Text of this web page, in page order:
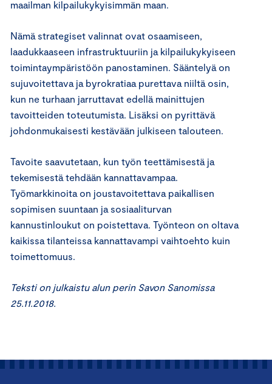
maailman kilpailukykyisimmän maan.
Nämä strategiset valinnat ovat osaamiseen,
laadukkaaseen infrastruktuuriin ja kilpailukykyiseen
toimintaympäristöön panostaminen. Sääntelyä on
sujuvoitettava ja byrokratiaa purettava niiltä osin,
kun ne turhaan jarruttavat edellä mainittujen
tavoitteiden toteutumista. Lisäksi on pyrittävä
johdonmukaisesti kestävään julkiseen talouteen.
Tavoite saavutetaan, kun työn teettämisestä ja
tekemisestä tehdään kannattavampaa.
Työmarkkinoita on joustavoitettava paikallisen
sopimisen suuntaan ja sosiaaliturvan
kannustinloukut on poistettava. Työnteon on oltava
kaikissa tilanteissa kannattavampi vaihtoehto kuin
toimettomuus.
Teksti on julkaistu alun perin Savon Sanomissa
25.11.2018.